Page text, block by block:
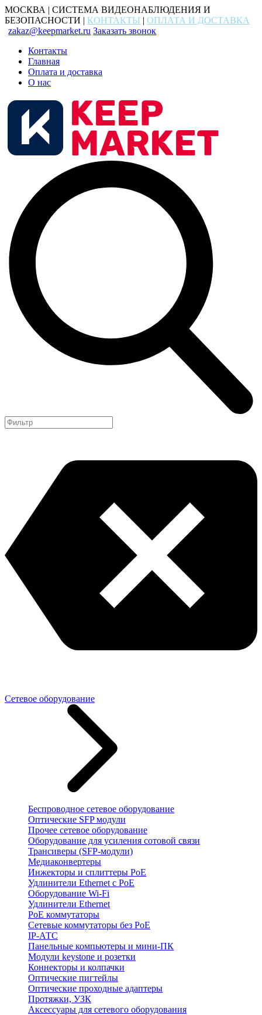
МОСКВА | СИСТЕМА ВИДЕОНАБЛЮДЕНИЯ И
БЕЗОПАСНОСТИ | КОНТАКТЫ | ОПЛАТА И ДОСТАВКА
zakaz@keepmarket.ru Заказать звонок
Контакты
Главная
Оплата и доставка
О нас
Сетевое оборудование
Беспроводное сетевое оборудование
Оптические SFP модули
Прочее сетевое оборудование
Оборудование для усиления сотовой связи
Трансиверы (SFP-модули)
Медиаконвертеры
Инжекторы и сплиттеры PoE
Удлинители Ethernet с PoE
Оборудование Wi-Fi
Удлинители Ethernet
PoE коммутаторы
Сетевые коммутаторы без PoE
IP-АТС
Панельные компьютеры и мини-ПК
Модули keystone и розетки
Коннекторы и колпачки
Оптические пигтейлы
Оптические проходные адаптеры
Протяжки, УЗК
Аксессуары для сетевого оборудования